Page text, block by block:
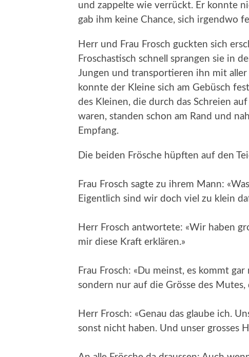
und zappelte wie verrückt. Er konnte
gab ihm keine Chance, sich irgendwo
Herr und Frau Frosch guckten sich
Froschastisch schnell sprangen sie in
Jungen und transportieren ihn mit
konnte der Kleine sich am Gebüsch
des Kleinen, die durch das Schreien
waren, standen schon am Rand und
Empfang.
Die beiden Frösche hüpften auf den
Frau Frosch sagte zu ihrem Mann:
Eigentlich sind wir doch viel zu klein
Herr Frosch antwortete: «Wir haben
mir diese Kraft erklären.»
Frau Frosch: «Du meinst, es kommt
sondern nur auf die Grösse des Mutes,
Herr Frosch: «Genau das glaube ich.
sonst nicht haben. Und unser grosses